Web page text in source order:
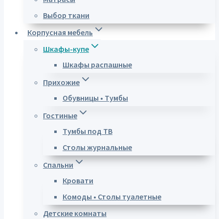
Выбор ткани
Корпусная мебель
Шкафы-купе
Шкафы распашные
Прихожие
Обувницы • Тумбы
Гостиные
Тумбы под ТВ
Столы журнальные
Спальни
Кровати
Комоды • Столы туалетные
Детские комнаты